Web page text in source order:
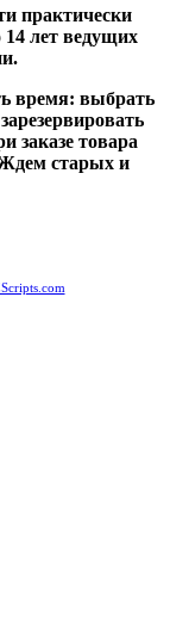
практически
14 лет ведущих
время: выбрать
заказе товара
Ждем старых и